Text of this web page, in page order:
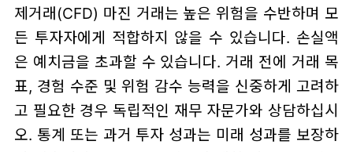
제거래(CFD) 마진 거래는 높은 위험을 수반하며 모
든 투자자에게 적합하지 않을 수 있습니다. 손실액
은 예치금을 초과할 수 있습니다. 거래 전에 거래 목
표, 경험 수준 및 위험 감수 능력을 신중하게 고려하
고 필요한 경우 독립적인 재무 자문가와 상담하십시
오. 통계 또는 과거 투자 성과는 미래 성과를 보장하